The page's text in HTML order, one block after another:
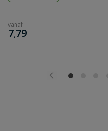
vanaf
€
7,79